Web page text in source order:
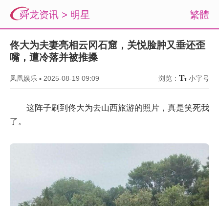
繁體
舜龙资讯 > 明星
佟大为夫妻亮相云冈石窟，关悦脸肿又垂还歪
嘴，遭冷落并被推搡
凤凰娱乐 ▪ 2025-08-19 09:09 浏览： 小字号
这阵子刷到佟大为去山西旅游的照片，真是笑死我
了。